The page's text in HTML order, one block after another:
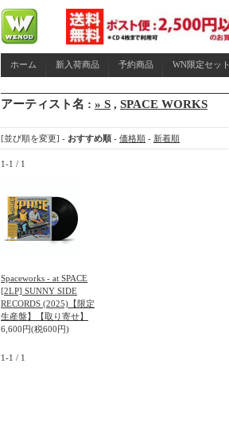
ホーム 新入荷商品 予約商品 WN限定セット
アーティスト名 : » S , SPACE WORKS
[並び順を変更] - おすすめ順 - 価格順 - 新着順
1-1 / 1
Spaceworks - at SPACE
[2LP] SUNNY SIDE
RECORDS (2025)【限定
生産盤】【取り寄せ】
6,600円(税600円)
1-1 / 1